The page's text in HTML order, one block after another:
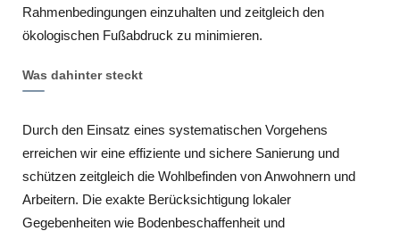
Rahmenbedingungen einzuhalten und zeitgleich den
ökologischen Fußabdruck zu minimieren.
Was dahinter steckt
Durch den Einsatz eines systematischen Vorgehens
erreichen wir eine effiziente und sichere Sanierung und
schützen zeitgleich die Wohlbefinden von Anwohnern und
Arbeitern. Die exakte Berücksichtigung lokaler
Gegebenheiten wie Bodenbeschaffenheit und